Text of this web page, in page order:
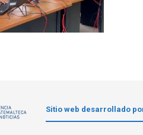
Sitio web desarrollado